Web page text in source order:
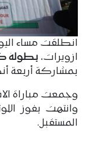
انطلقت مساء
ازويرات، بطولة
بمشاركة أربعة
وجمعت مباراة
وانتهت بفوز
المستقبل.